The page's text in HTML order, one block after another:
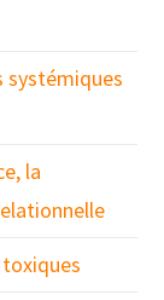
systémiques
la